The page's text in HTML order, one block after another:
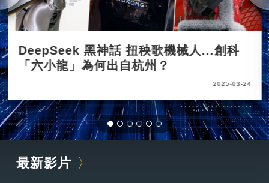
DeepSeek 黑神話 扭秧歌機械人...創科
「六小龍」為何出自杭州？
2025-03-24
最新影片